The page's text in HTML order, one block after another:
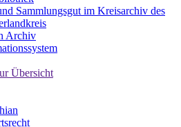
Sammlungsgut im Kreisarchiv des
Archiv
Übersicht